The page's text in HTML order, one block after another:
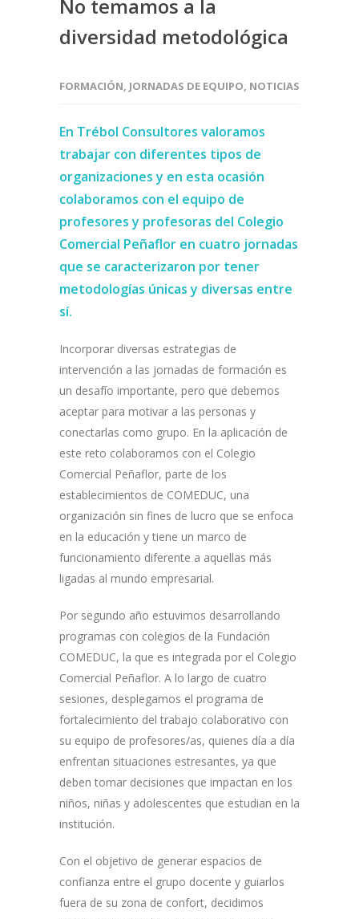
No temamos a la
diversidad metodológica
FORMACIÓN, JORNADAS DE EQUIPO, NOTICIAS
En Trébol Consultores valoramos
trabajar con diferentes tipos de
organizaciones y en esta ocasión
colaboramos con el equipo de
profesores y profesoras del Colegio
Comercial Peñaflor en cuatro jornadas
que se caracterizaron por tener
metodologías únicas y diversas entre
sí.
Incorporar diversas estrategias de
intervención a las jornadas de formación es
un desafío importante, pero que debemos
aceptar para motivar a las personas y
conectarlas como grupo. En la aplicación de
este reto colaboramos con el Colegio
Comercial Peñaflor, parte de los
establecimientos de COMEDUC, una
organización sin fines de lucro que se enfoca
en la educación y tiene un marco de
funcionamiento diferente a aquellas más
ligadas al mundo empresarial.
Por segundo año estuvimos desarrollando
programas con colegios de la Fundación
COMEDUC, la que es integrada por el Colegio
Comercial Peñaflor. A lo largo de cuatro
sesiones, desplegamos el programa de
fortalecimiento del trabajo colaborativo con
su equipo de profesores/as, quienes día a día
enfrentan situaciones estresantes, ya que
deben tomar decisiones que impactan en los
niños, niñas y adolescentes que estudian en la
institución.
Con el objetivo de generar espacios de
confianza entre el grupo docente y guiarlos
fuera de su zona de confort, decidimos